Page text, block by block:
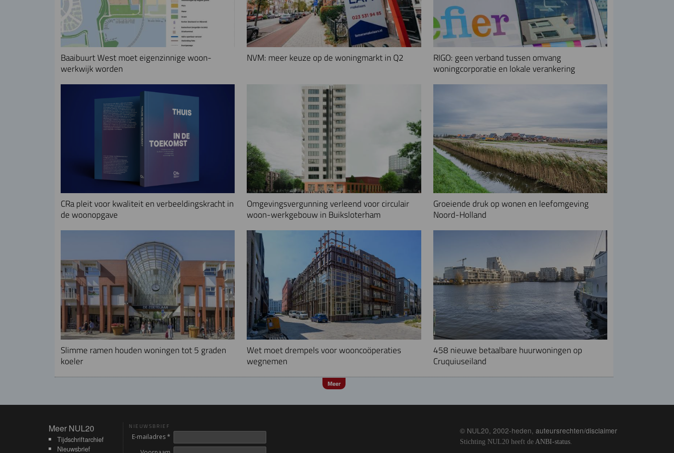
Baaibuurt West moet eigenzinnige woon-
werkwijk worden
NVM: meer keuze op de woningmarkt in Q2
RIGO: geen verband tussen omvang
woningcorporatie en lokale verankering
CRa pleit voor kwaliteit en verbeeldingskracht in
de woonopgave
Omgevingsvergunning verleend voor circulair
woon-werkgebouw in Buiksloterham
Groeiende druk op wonen en leefomgeving
Noord-Holland
Slimme ramen houden woningen tot 5 graden
koeler
Wet moet drempels voor wooncoöperaties
wegnemen
458 nieuwe betaalbare huurwoningen op
Cruquiuseiland
Meer
Meer NUL20
Meer NUL20
Tijdschriftarchief
Nieuwsbrief
NIEUWSBRIEF
E-mailadres *
© NUL20, 2002-heden, auteursrechten/disclaimer
Stichting NUL20 heeft de ANBI-status.